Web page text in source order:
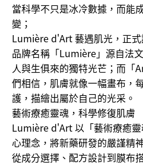
當科學不只是冰冷數據，而能
變；
Lumière d'Art 藝遇肌光，正式
品牌名稱「Lumière」源自法
人與生俱來的獨特光芒；而「
們相信，肌膚就像一幅畫布，
護，描繪出屬於自己的光采。
藝術療癒靈魂，科學修復肌膚
Lumière d'Art 以「藝術療癒
心理念，將新藥研發的嚴謹精
從成分選擇、配方設計到膜布